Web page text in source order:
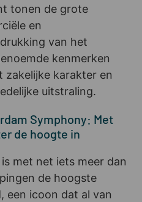
tonen de grote
en
van het
kenmerken
zakelijke karakter en
uitstraling.
Symphony: Met
de hoogte in
met net iets meer dan
de hoogste
een icoon dat al van